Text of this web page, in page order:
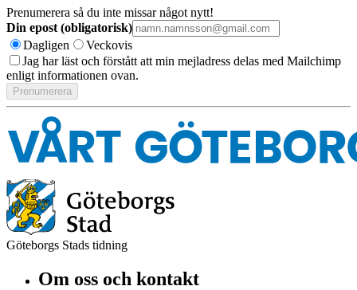
Prenumerera så du inte missar något nytt!
Din epost (obligatorisk)
Dagligen
Veckovis
Jag har läst och förstått att min mejladress delas med Mailchimp
enligt informationen ovan.
Göteborgs Stads tidning
Om oss och kontakt